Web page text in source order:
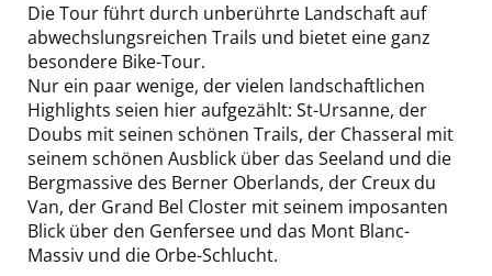
Die Tour führt durch unberührte Landschaft auf
abwechslungsreichen Trails und bietet eine ganz
besondere Bike-Tour.
Nur ein paar wenige, der vielen landschaftlichen
Highlights seien hier aufgezählt: St-Ursanne, der
Doubs mit seinen schönen Trails, der Chasseral mit
seinem schönen Ausblick über das Seeland und die
Bergmassive des Berner Oberlands, der Creux du
Van, der Grand Bel Closter mit seinem imposanten
Blick über den Genfersee und das Mont Blanc-
Massiv und die Orbe-Schlucht.